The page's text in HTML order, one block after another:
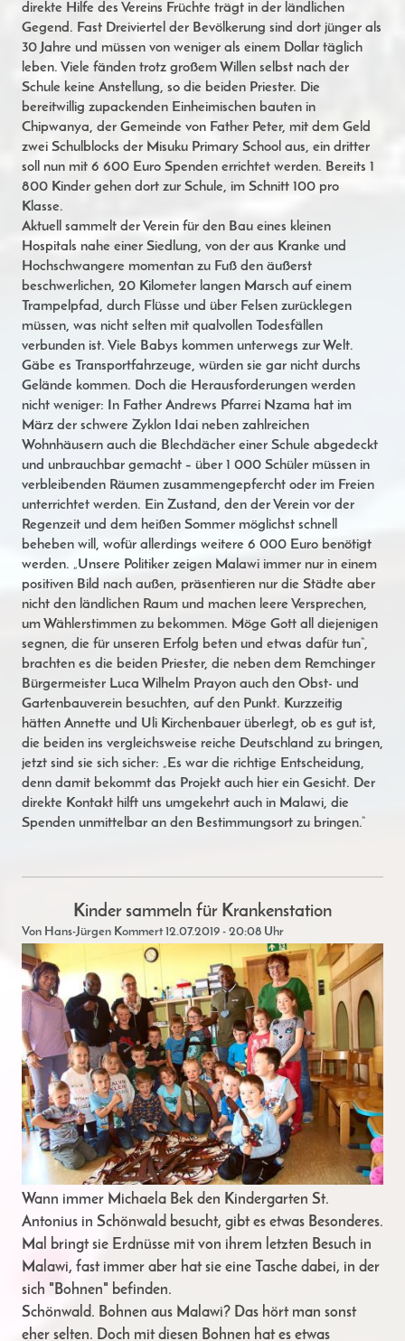
direkte Hilfe des Vereins Früchte trägt in der ländlichen
Gegend. Fast Dreiviertel der Bevölkerung sind dort jünger als
30 Jahre und müssen von weniger als einem Dollar täglich
leben. Viele fänden trotz großem Willen selbst nach der
Schule keine Anstellung, so die beiden Priester. Die
bereitwillig zupackenden Einheimischen bauten in
Chipwanya, der Gemeinde von Father Peter, mit dem Geld
zwei Schulblocks der Misuku Primary School aus, ein dritter
soll nun mit 6 600 Euro Spenden errichtet werden. Bereits 1
800 Kinder gehen dort zur Schule, im Schnitt 100 pro
Klasse.
Aktuell sammelt der Verein für den Bau eines kleinen
Hospitals nahe einer Siedlung, von der aus Kranke und
Hochschwangere momentan zu Fuß den äußerst
beschwerlichen, 20 Kilometer langen Marsch auf einem
Trampelpfad, durch Flüsse und über Felsen zurücklegen
müssen, was nicht selten mit qualvollen Todesfällen
verbunden ist. Viele Babys kommen unterwegs zur Welt.
Gäbe es Transportfahrzeuge, würden sie gar nicht durchs
Gelände kommen. Doch die Herausforderungen werden
nicht weniger: In Father Andrews Pfarrei Nzama hat im
März der schwere Zyklon Idai neben zahlreichen
Wohnhäusern auch die Blechdächer einer Schule abgedeckt
und unbrauchbar gemacht – über 1 000 Schüler müssen in
verbleibenden Räumen zusammengepfercht oder im Freien
unterrichtet werden. Ein Zustand, den der Verein vor der
Regenzeit und dem heißen Sommer möglichst schnell
beheben will, wofür allerdings weitere 6 000 Euro benötigt
werden. „Unsere Politiker zeigen Malawi immer nur in einem
positiven Bild nach außen, präsentieren nur die Städte aber
nicht den ländlichen Raum und machen leere Versprechen,
um Wählerstimmen zu bekommen. Möge Gott all diejenigen
segnen, die für unseren Erfolg beten und etwas dafür tun“,
brachten es die beiden Priester, die neben dem Remchinger
Bürgermeister Luca Wilhelm Prayon auch den Obst- und
Gartenbauverein besuchten, auf den Punkt. Kurzzeitig
hätten Annette und Uli Kirchenbauer überlegt, ob es gut ist,
die beiden ins vergleichsweise reiche Deutschland zu bringen,
jetzt sind sie sich sicher: „Es war die richtige Entscheidung,
denn damit bekommt das Projekt auch hier ein Gesicht. Der
direkte Kontakt hilft uns umgekehrt auch in Malawi, die
Spenden unmittelbar an den Bestimmungsort zu bringen.“
Kinder sammeln für Krankenstation
Von Hans-Jürgen Kommert 12.07.2019 - 20:08 Uhr
Wann immer Michaela Bek den Kindergarten St.
Antonius in Schönwald besucht, gibt es etwas Besonderes.
Mal bringt sie Erdnüsse mit von ihrem letzten Besuch in
Malawi, fast immer aber hat sie eine Tasche dabei, in der
sich "Bohnen" befinden.
Schönwald. Bohnen aus Malawi? Das hört man sonst
eher selten. Doch mit diesen Bohnen hat es etwas